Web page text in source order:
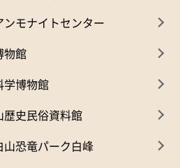
モナイトセンター
物館
学博物館
史民俗資料館
恐竜パーク白峰